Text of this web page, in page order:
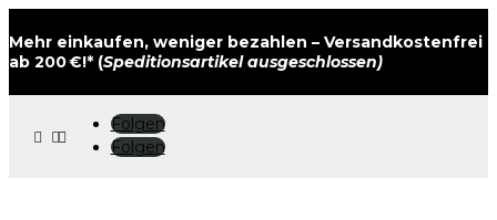
Mehr einkaufen, weniger bezahlen – Versandkostenfrei
ab 200 €!* (Speditionsartikel ausgeschlossen)
 
Folgen
Folgen